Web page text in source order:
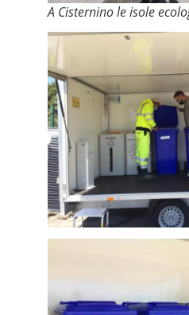
A Cisternino le isole